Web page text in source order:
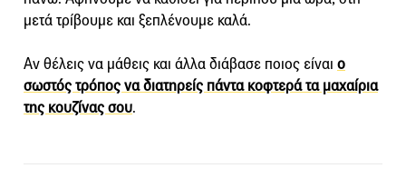
μετά τρίβουμε και ξεπλένουμε καλά.
Αν θέλεις να μάθεις και άλλα διάβασε ποιος είναι ο
σωστός τρόπος να διατηρείς πάντα κοφτερά τα μαχαίρια
της κουζίνας σου.